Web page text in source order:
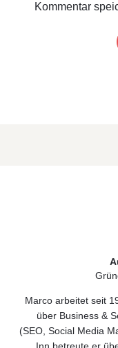
Kommentar
Marco arbeitet seit
über Business &
(SEO Social Media